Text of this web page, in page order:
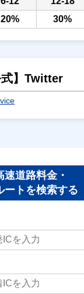
20% 30%
式】Twitter
速道路料金・
ートを検索する